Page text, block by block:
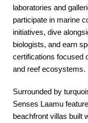
laboratories and
participate in marine
initiatives, dive
biologists, and earn
certifications focused
and reef ecosystems.
Surrounded by
Senses Laamu
beachfront villas built